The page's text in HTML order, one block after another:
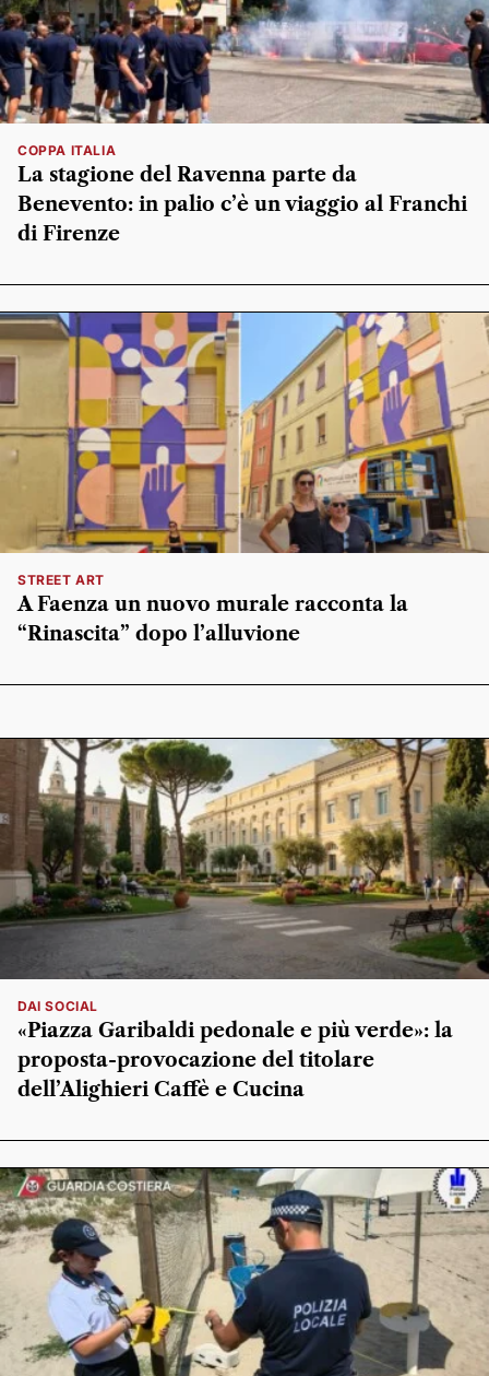
COPPA ITALIA
La stagione del Ravenna parte da
Benevento: in palio c’è un viaggio al Franchi
di Firenze
STREET ART
A Faenza un nuovo murale racconta la
“Rinascita” dopo l’alluvione
DAI SOCIAL
«Piazza Garibaldi pedonale e più verde»: la
proposta-provocazione del titolare
dell’Alighieri Caffè e Cucina